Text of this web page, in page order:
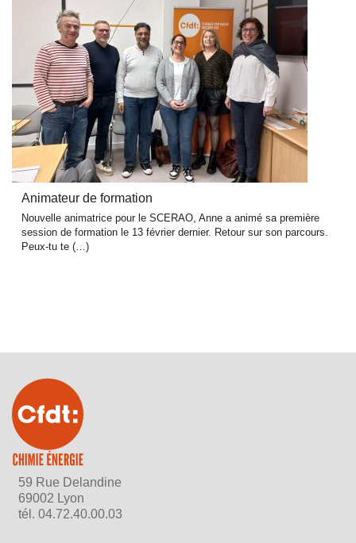
Animateur de formation
Nouvelle animatrice pour le SCERAO, Anne a animé sa première
session de formation le 13 février dernier. Retour sur son parcours.
Peux-tu te (…)
59 Rue Delandine
69002 Lyon
tél.04.72.40.00.03